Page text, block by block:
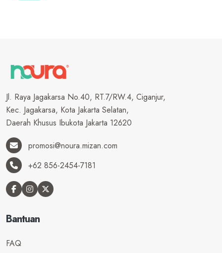
Jl. Raya Jagakarsa No.40, RT.7/RW.4, Ciganjur,
Kec. Jagakarsa, Kota Jakarta Selatan,
Daerah Khusus Ibukota Jakarta 12620
promosi@noura.mizan.com
+62 856-2454-7181
Bantuan
FAQ